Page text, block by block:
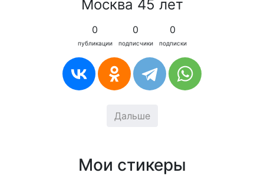
Москва 45 лет
0
публикации
0
подписчики
0
подписки
Дальше
Мои стикеры